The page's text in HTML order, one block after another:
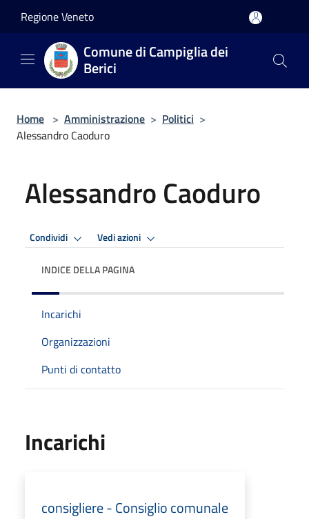
Regione Veneto
Comune di Campiglia dei
Berici
Home > Amministrazione > Politici >
Alessandro Caoduro
Alessandro Caoduro
Condividi Vedi azioni
INDICE DELLA PAGINA
Incarichi
Organizzazioni
Punti di contatto
Incarichi
consigliere - Consiglio comunale